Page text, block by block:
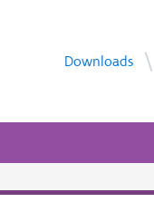
Downloads